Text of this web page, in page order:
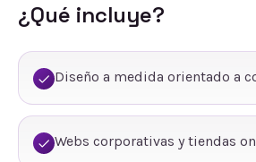
¿Qué incluye?
Diseño a medida orientado a
Webs corporativas y tiendas